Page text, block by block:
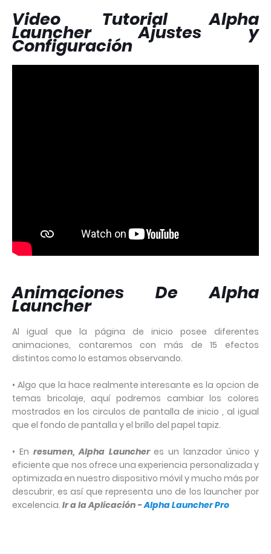
Video Tutorial Alpha
Launcher Ajustes y
Configuración
Animaciones De Alpha
Launcher
Al igual que la página de inicio posee diferentes
animaciones, contaremos con más de 15 efectos
distintos como lo estamos observando.
• Algo que la hace realmente interesante es la opcion de
temas bricolaje, aquí podremos cambiar los colores
mostrados en los circulos de pantalla de inicio , al igual
que el fondo de pantalla y el brillo del papel tapiz.
• En resumen, Alpha Launcheres un lanzador único y
eficiente que nos ofrece una experiencia personalizada y
optimizada en nuestro dispositivo móvil y mucho más por
descubrir, es así que representa uno de los launcher por
excelencia. Ir a la Aplicación -Alpha Launcher Pro